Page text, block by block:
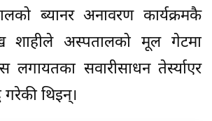
ब्यानर अनावरण कार्यक्रमकै
शाहीले अस्पतालको मूल गेटमा
सवारीसाधन तेर्स्याएर
गरेकी थिइन्।